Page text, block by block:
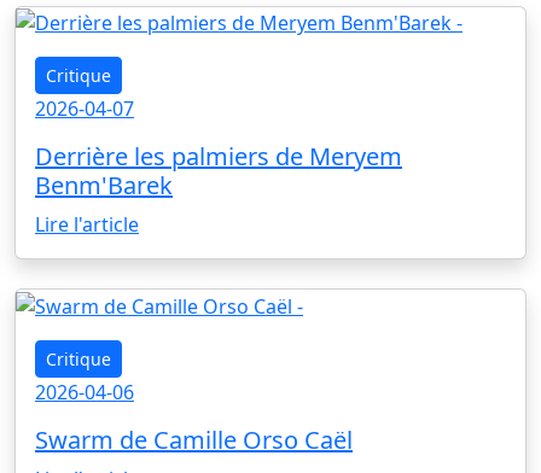
Critique
2026-04-07
Derrière les palmiers de Meryem
Benm'Barek
Lire l'article
Critique
2026-04-06
Swarm de Camille Orso Caël